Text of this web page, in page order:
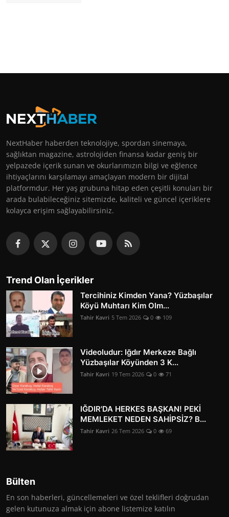
NextHaber haberden teknolojiye, spordan sinemaya,
sağlıktan magazine, astrolojiden finansa kadar geniş bir
yelpazede içerik sunan ve okurlarımızın bilgi ve eğlence
ihtiyaçlarını karşılamayı amaçlayan modern bir dijital
platformdur. Her yaş grubuna hitap eden çeşitli konuları bir
arada bulabileceğiniz sitemizde, kaliteli ve güncel içeriklere
kolayca erişim sağlayabilirsiniz.
Trend Olan İçerikler
Tercihiniz Kimden Yana? Yüzbaşılar
Köyü Muhtarı Kim Olm...
Tahir Kavri 5 Tem 2026 0 109
Videoludur: Iğdır Merkeze Bağlı
Yüzbaşılar Köyünden 3 K...
Tahir Kavri 19 Tem 2026 0 71
IĞDIR'DA HERKES BAŞKAN! PEKİ
MEMLEKET NEDEN SAHİPSİZ? B...
Tahir Kavri 26 Tem 2026 0 69
Bülten
En son haberleri, güncellemeleri ve özel teklifleri doğrudan
gelen kutunuza almak için abone listemize katılın